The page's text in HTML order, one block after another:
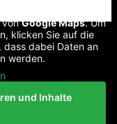
vonGoogle Maps. Um
klicken Sie auf die
dabei Daten an
werden.
und Inhalte